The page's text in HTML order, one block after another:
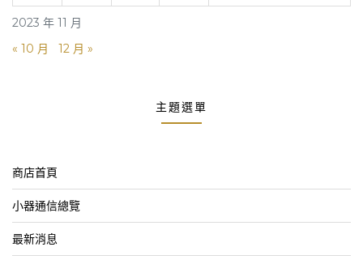
2023 年 11 月
« 10 月 12 月 »
主題選單
商店首頁
小器通信總覽
最新消息